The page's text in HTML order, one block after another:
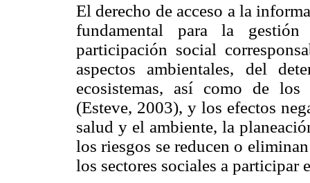
El derecho de acceso a la
fundamental para la
participación social
aspectos ambientales, del
ecosistemas, así como de
(Esteve, 2003), y los efectos
salud y el ambiente, la
los riesgos se reducen o
los sectores sociales a participar